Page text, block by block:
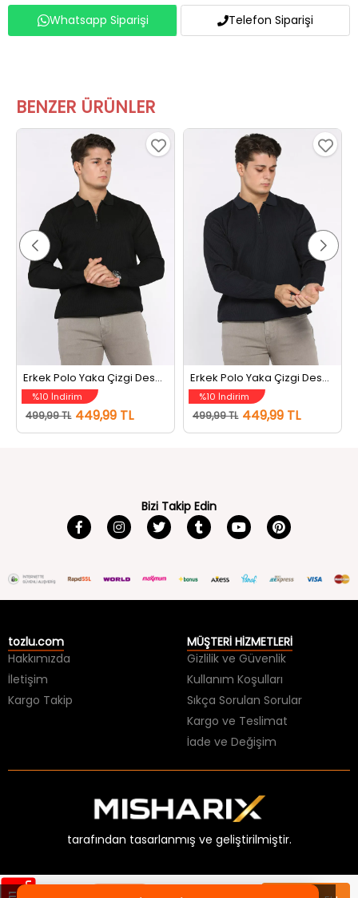
Sepette
%10 İndirim
499,99 TL 449,99 TL
%10 İndirim
499,99 TL 449,99 TL
Hakkımızda
İletişim
Kargo Takip
Gizlilik ve Güvenlik
Kullanım Koşulları
Sıkça Sorulan Sorular
Kargo ve Teslimat
İade ve Değişim
tarafından tasarlanmış ve geliştirilmiştir.
×
HER ŞEY 99 TL BİTMESİNE!